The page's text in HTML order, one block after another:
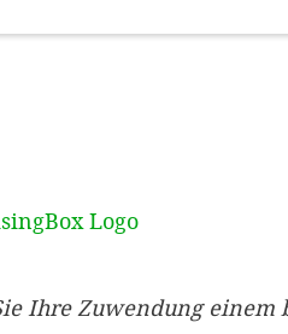
Ihre Zuwendung einem